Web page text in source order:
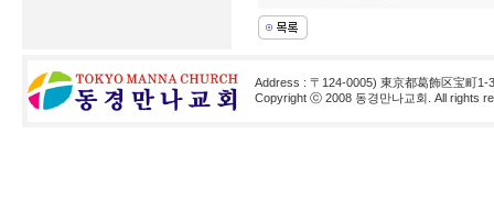
Address : 〒124-0005) 東京都葛飾区宝町1-
Copyright ⓒ 2008 동경만나교회. All rights